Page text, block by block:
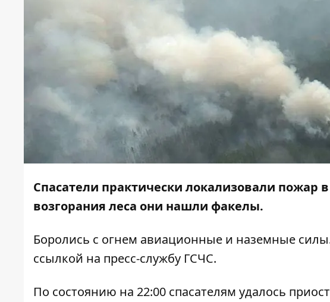
Спасатели практически локализовали пожар
возгорания леса они нашли факелы.
Боролись с огнем авиационные и наземные
ссылкой на пресс-службу ГСЧС.
По состоянию на 22:00 спасателям удалось